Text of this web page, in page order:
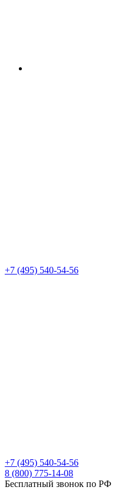
+7 (495) 540-54-56
+7 (495) 540-54-56
8 (800) 775-14-08
Бесплатный звонок по РФ